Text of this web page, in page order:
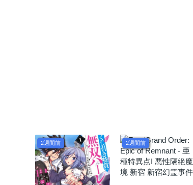
2週間前 2週間前